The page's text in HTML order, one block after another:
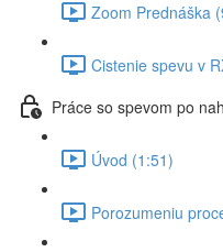
Zoom Prednáška
Cistenie spevu v
Práce so spevom po
Úvod (1:51)
Porozumeniu